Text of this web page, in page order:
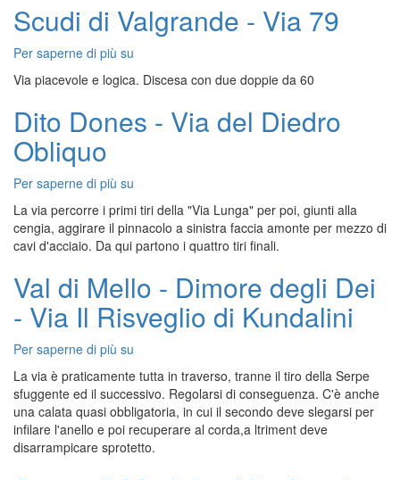
Scudi di Valgrande - Via 79
Per saperne di più su
Valgrande
Via
Via piacevole e logica. Discesa con due doppie da 60
Dito Dones - Via del Diedro
Obliquo
Per saperne di più su
Dones
-
Via
del
Obliquo
La via percorre i primi tiri della "Via Lunga" per poi, giunti alla
cengia, aggirare il pinnacolo a sinistra faccia amonte per mezzo di
cavi d'acciaio. Da qui partono i quattro tiri finali.
Val di Mello - Dimore degli Dei
- Via Il Risveglio di Kundalini
Per saperne di più su
Mello
-
Dimore
degli
Dei
La via è praticamente tutta in traverso, tranne il tiro della Serpe
sfuggente ed il successivo. Regolarsi di conseguenza. C'è anche
una calata quasi obbligatoria, in cui il secondo deve slegarsi per
infilare l'anello e poi recuperare al corda,a ltriment deve
disarrampicare sprotetto.